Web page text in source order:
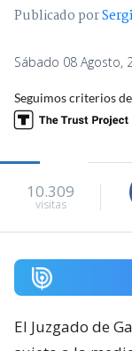
Publicado por
Sábado 08 Agosto,
Seguimos criterios de
10.309
visitas
El Juzgado de